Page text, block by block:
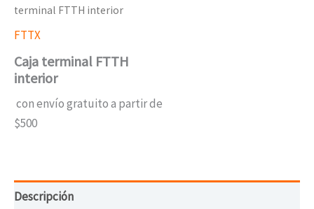
terminal FTTH interior
FTTX
Caja terminal FTTH
interior
con envío gratuito a partir de
$500
Descripción